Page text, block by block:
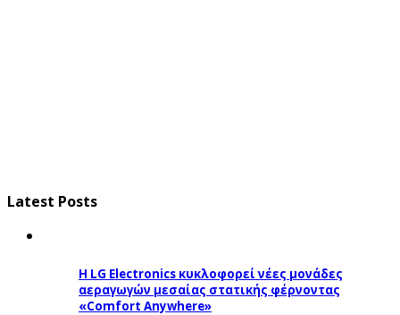
Latest Posts
Η LG Electronics κυκλοφορεί νέες μονάδες
αεραγωγών μεσαίας στατικής φέρνοντας
«Comfort Anywhere»